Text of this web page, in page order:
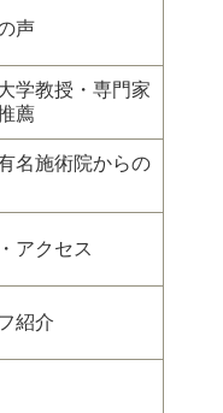
声
学教授・専門家
薦
名施術院からの
アクセス
紹介